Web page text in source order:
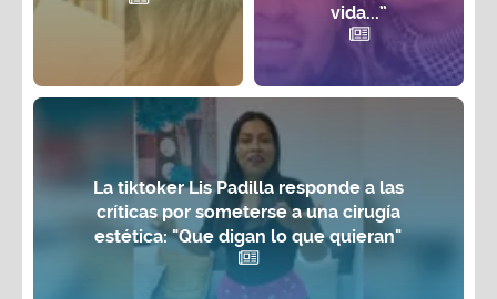
vida...”
La tiktoker Lis Padilla responde a las
críticas por someterse a una cirugía
estética: "Que digan lo que quieran"